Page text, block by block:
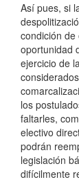
Así pues, si
condición
oportunidad
ejercicio de
los
faltarles,
electivo
podrán
legislación
difícilmente